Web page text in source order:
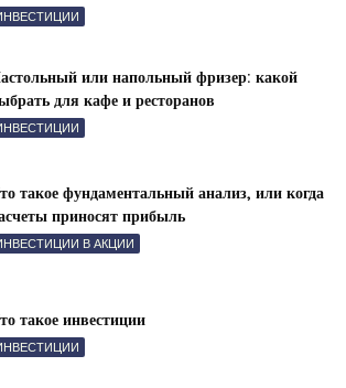
или напольный фризер: какой
для кафе и ресторанов
такое фундаментальный анализ, или когда
приносят прибыль
В АКЦИИ
такое инвестиции